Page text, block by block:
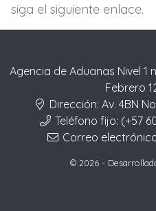
siga el siguiente enlace.
Agencia de Aduanas Nivel 1
Febrero
Dirección: Av. 4BN
Teléfono fijo: (+57
Correo
© 2026 -